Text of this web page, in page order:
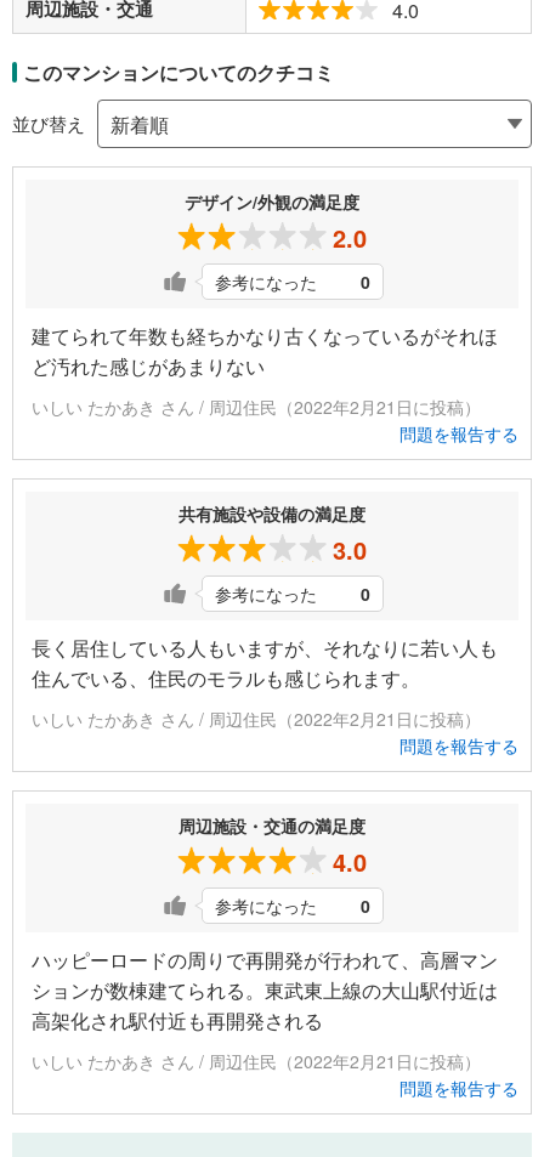
周辺施設・交通 4.0
このマンションについてのクチコミ
並び替え
デザイン/外観の満足度
2.0
参考になった 0
建てられて年数も経ちかなり古くなっているがそれほ
ど汚れた感じがあまりない
いしい たかあき さん / 周辺住民（2022年2月21日に投稿）
問題を報告する
共有施設や設備の満足度
3.0
参考になった 0
長く居住している人もいますが、それなりに若い人も
住んでいる、住民のモラルも感じられます。
いしい たかあき さん / 周辺住民（2022年2月21日に投稿）
問題を報告する
周辺施設・交通の満足度
4.0
参考になった 0
ハッピーロードの周りで再開発が行われて、高層マン
ションが数棟建てられる。東武東上線の大山駅付近は
高架化され駅付近も再開発される
いしい たかあき さん / 周辺住民（2022年2月21日に投稿）
問題を報告する